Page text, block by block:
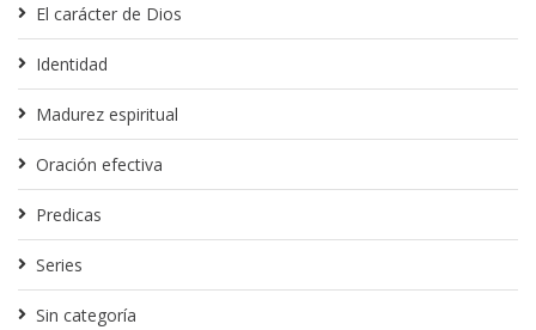
El carácter de Dios
Identidad
Madurez espiritual
Oración efectiva
Predicas
Series
Sin categoría